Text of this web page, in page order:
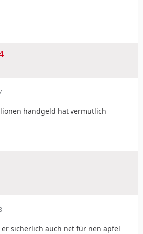
handgeld hat vermutlich
sicherlich auch net für nen apfel